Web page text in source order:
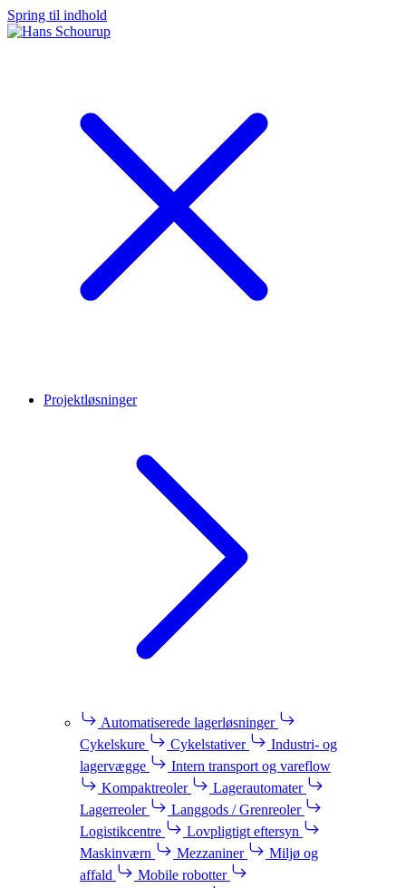
Spring til indhold
Projektløsninger
Automatiserede lagerløsninger
Cykelskure
Cykelstativer
Industri- og
lagervægge
Intern transport og vareflow
Kompaktreoler
Lagerautomater
Lagerreoler
Langgods / Grenreoler
Logistikcentre
Lovpligtigt eftersyn
Maskinværn
Mezzaniner
Miljø og
affald
Mobile robotter